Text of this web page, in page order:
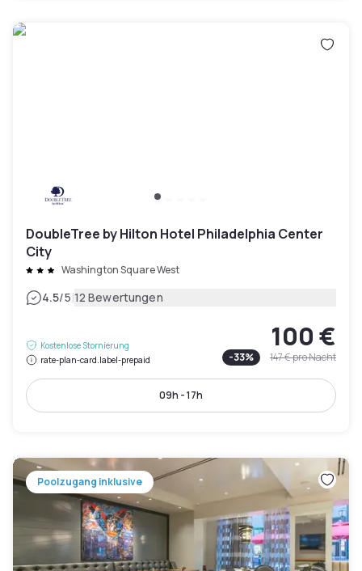
DoubleTree by Hilton Hotel Philadelphia Center
City
Washington Square West
4.5/5|12 Bewertungen
Kostenlose Stornierung
rate-plan-card.label-prepaid
100 €
-33% 147 €pro Nacht
09h - 17h
Poolzugang inklusive